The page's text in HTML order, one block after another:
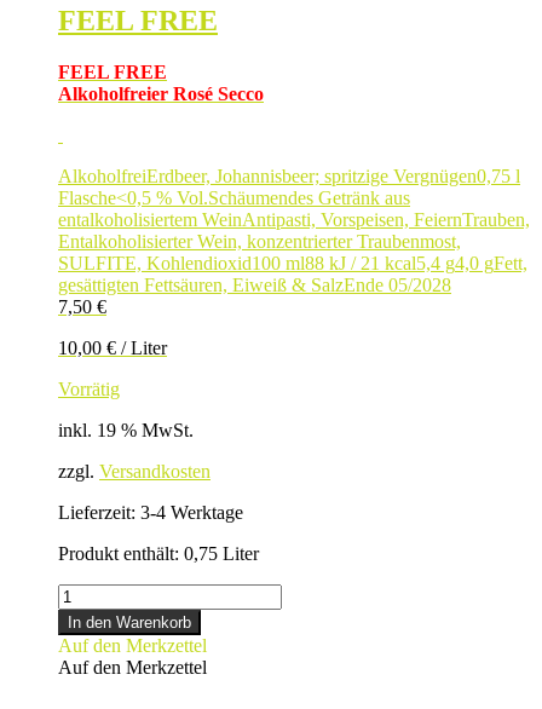
FEEL FREE
FEEL FREE
Alkoholfreier Rosé Secco
AlkoholfreiErdbeer, Johannisbeer; spritzige Vergnügen0,75 l
Flasche<0,5 % Vol.Schäumendes Getränk aus
entalkoholisiertem WeinAntipasti, Vorspeisen, FeiernTrauben,
Entalkoholisierter Wein, konzentrierter Traubenmost,
SULFITE, Kohlendioxid100 ml88 kJ / 21 kcal5,4 g4,0 gFett,
gesättigten Fettsäuren, Eiweiß & SalzEnde 05/2028
7,50 €
10,00 € /Liter
Vorrätig
inkl. 19 % MwSt.
zzgl. Versandkosten
Lieferzeit: 3-4 Werktage
Produkt enthält: 0,75 Liter
FEEL
FREE
Menge
In den Warenkorb
Auf den Merkzettel
Auf den Merkzettel